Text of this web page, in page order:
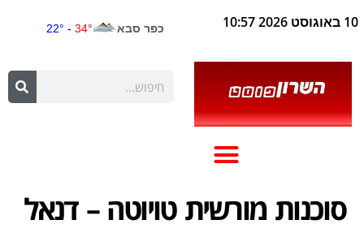
10 באוגוסט 2026 10:57
סוכנות מורשית טויוטה – דנאל